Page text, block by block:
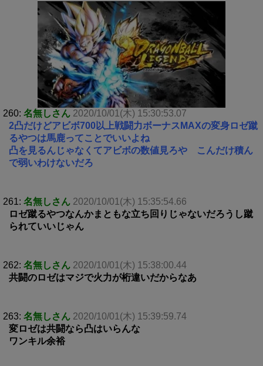
260: 名無しさん 2020/10/01(木) 15:30:53.07
2凸だけどアビボ700以上戦闘力ボーナスMAXの変身ロゼ蹴
るやつは馬鹿ってことでいいよね
凸を見るんじゃなくてアビボの数値見ろや こんだけ積ん
で弱いわけないだろ
261: 名無しさん 2020/10/01(木) 15:35:54.66
ロゼ蹴るやつなんかまともな立ち回りじゃないだろうし蹴
られていいじゃん
262: 名無しさん 2020/10/01(木) 15:38:00.44
共闘のロゼはマジで火力が桁違いだからなあ
263: 名無しさん 2020/10/01(木) 15:39:59.74
変ロゼは共闘なら凸はいらんな
ワンキル余裕